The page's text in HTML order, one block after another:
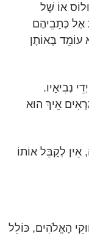
אוֹ שֶׁל
אֶל כְּתָבֵיהֶם
עוֹמֵד בְּאוֹתָן
נְבִיאָיו.
אֵיךְ הוּא
לְקַבֵּל אוֹתוֹ
הָאֱלֹהִים, כּוֹלֵל